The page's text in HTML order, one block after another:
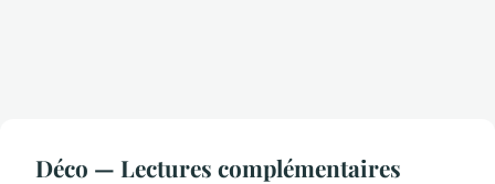
Déco — Lectures complémentaires